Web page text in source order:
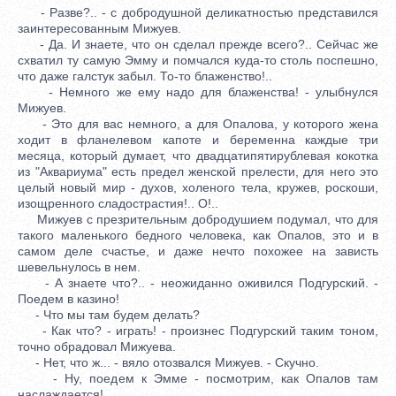
- Разве?.. - с добродушной деликатностью представился
заинтересованным Мижуев.
- Да. И знаете, что он сделал прежде всего?.. Сейчас же
схватил ту самую Эмму и помчался куда-то столь поспешно,
что даже галстук забыл. То-то блаженство!..
- Немного же ему надо для блаженства! - улыбнулся
Мижуев.
- Это для вас немного, а для Опалова, у которого жена
ходит в фланелевом капоте и беременна каждые три
месяца, который думает, что двадцатипятирублевая кокотка
из "Аквариума" есть предел женской прелести, для него это
целый новый мир - духов, холеного тела, кружев, роскоши,
изощренного сладострастия!.. О!..
Мижуев с презрительным добродушием подумал, что для
такого маленького бедного человека, как Опалов, это и в
самом деле счастье, и даже нечто похожее на зависть
шевельнулось в нем.
- А знаете что?.. - неожиданно оживился Подгурский. -
Поедем в казино!
- Что мы там будем делать?
- Как что? - играть! - произнес Подгурский таким тоном,
точно обрадовал Мижуева.
- Нет, что ж... - вяло отозвался Мижуев. - Скучно.
- Ну, поедем к Эмме - посмотрим, как Опалов там